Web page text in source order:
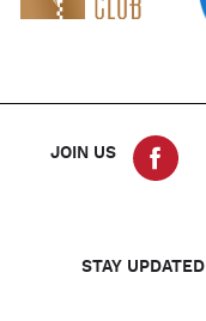
JOIN US
STAY UPDATED